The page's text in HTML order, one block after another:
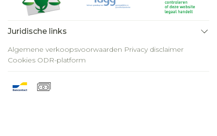
Juridische links
Algemene verkoopsvoorwaarden Privacy disclaimer
Cookies ODR-platform